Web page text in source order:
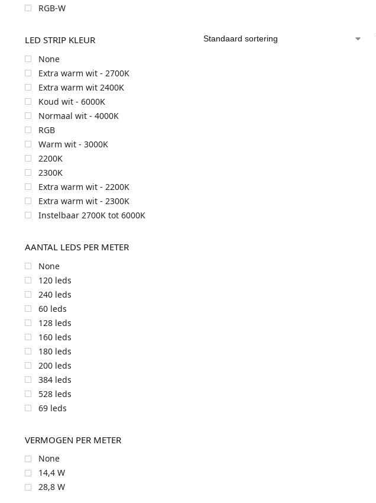
RGB-W
LED STRIP KLEUR
None
Extra warm wit - 2700K
Extra warm wit 2400K
Koud wit - 6000K
Normaal wit - 4000K
RGB
Warm wit - 3000K
2200K
2300K
Extra warm wit - 2200K
Extra warm wit - 2300K
Instelbaar 2700K tot 6000K
AANTAL LEDS PER METER
None
120 leds
240 leds
60 leds
128 leds
160 leds
180 leds
200 leds
384 leds
528 leds
69 leds
VERMOGEN PER METER
None
14,4 W
28,8 W